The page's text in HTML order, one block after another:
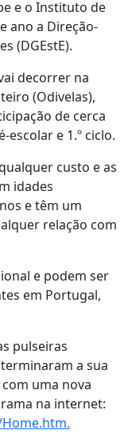
e o Instituto de
ano a Direção-
(DGEstE).
decorrer na
(Odivelas),
de cerca
escolar e 1.º ciclo.
custo e as
idades
e têm um
relação com
e podem ser
em Portugal,
pulseiras
a sua
uma nova
na internet: